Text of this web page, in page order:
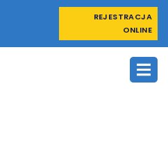
REJESTRACJA
ONLINE